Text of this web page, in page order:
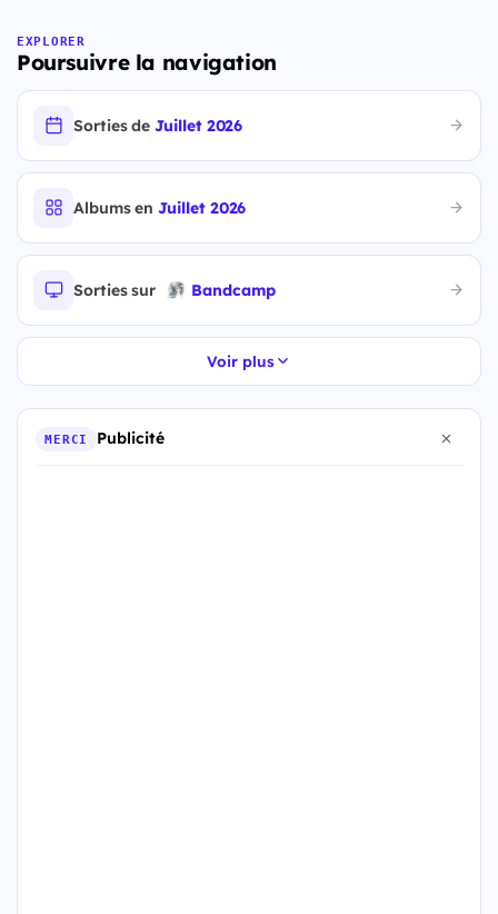
EXPLORER
Poursuivre la navigation
Sorties deJuillet 2026
Albums enJuillet 2026
Sorties sur Bandcamp
Voir plus
MERCI Publicité